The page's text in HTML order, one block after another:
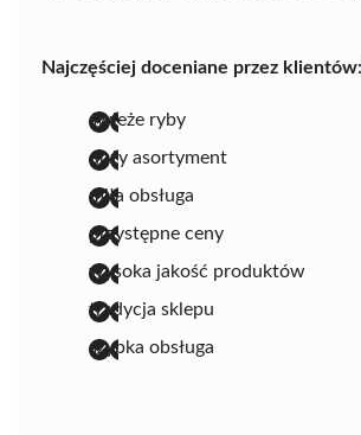
Najczęściej doceniane przez klientów:
świeże ryby
duży asortyment
miła obsługa
przystępne ceny
wysoka jakość produktów
tradycja sklepu
szybka obsługa